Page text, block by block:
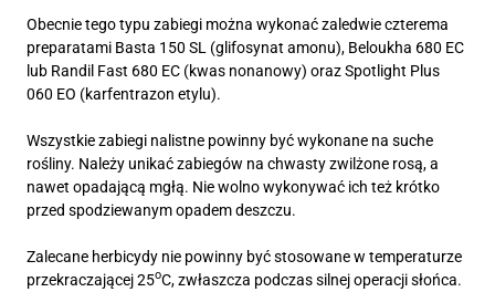
Obecnie tego typu zabiegi można wykonać zaledwie czterema
preparatami Basta 150 SL (glifosynat amonu), Beloukha 680 EC
lub Randil Fast 680 EC (kwas nonanowy) oraz Spotlight Plus
060 EO (karfentrazon etylu).
Wszystkie zabiegi nalistne powinny być wykonane na suche
rośliny. Należy unikać zabiegów na chwasty zwilżone rosą, a
nawet opadającą mgłą. Nie wolno wykonywać ich też krótko
przed spodziewanym opadem deszczu.
Zalecane herbicydy nie powinny być stosowane w temperaturze
przekraczającej 25oC, zwłaszcza podczas silnej operacji słońca.